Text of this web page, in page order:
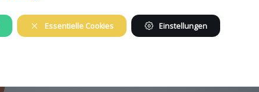
Essentielle Cookies Einstellungen